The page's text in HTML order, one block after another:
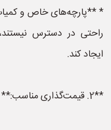
* **پارچه‌های خاص و
راحتی در دسترس
ایجاد کند.
**2. قیمت‌گذاری مناسب:**